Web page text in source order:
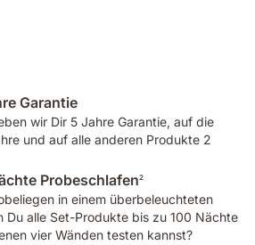
Garantie
wir Dir 5 Jahre Garantie, auf die
und auf alle anderen Produkte 2
Probeschlafen2
in einem überbeleuchteten
Du alle Set-Produkte bis zu 100 Nächte
vier Wänden testen kannst?